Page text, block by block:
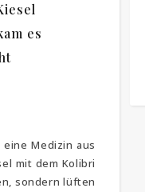
es
Medizin aus
mit dem Kolibri
sondern lüften